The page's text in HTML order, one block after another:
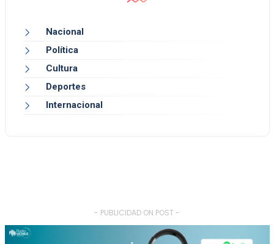
Nacional
Política
Cultura
Deportes
Internacional
- PUBLICIDAD ON POST -